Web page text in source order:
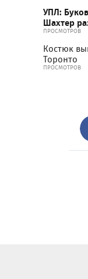
УПЛ:
Шахтер
ПРОСМОТРОВ
Костюк
Торонто
ПРОСМОТРОВ